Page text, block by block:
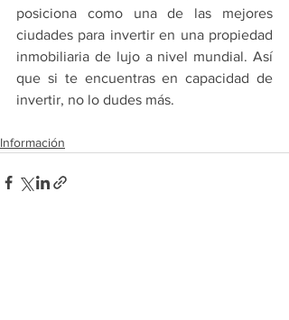
posiciona como una de las mejores
ciudades para invertir en una propiedad
inmobiliaria de lujo a nivel mundial. Así
que si te encuentras en capacidad de
invertir, no lo dudes más.
Información